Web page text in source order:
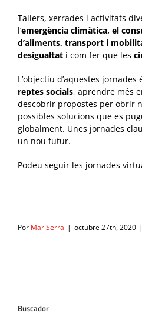
Tallers, xerrades i activitats
l’emergència climàtica, el
d’aliments, transport i
desigualtat i com fer que les
L’objectiu d’aquestes jornades
reptes socials, aprendre més
descobrir propostes per obrir
possibles solucions que es
globalment. Unes jornades
un nou futur.
Podeu seguir les jornades
Por Mar Serra | octubre 27th, 2020 |
Buscador